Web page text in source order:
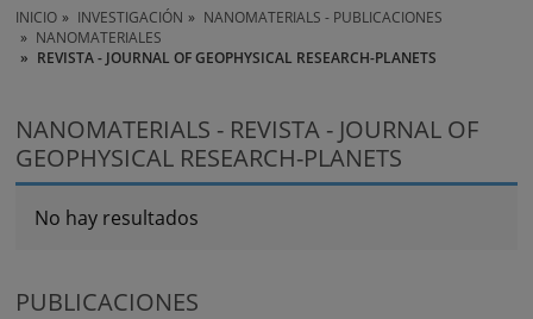
INICIO INVESTIGACIÓN
NANOMATERIALS - PUBLICACIONES
NANOMATERIALES
REVISTA - JOURNAL OF GEOPHYSICAL RESEARCH-PLANETS
NANOMATERIALS - REVISTA - JOURNAL OF
GEOPHYSICAL RESEARCH-PLANETS
No hay resultados
PUBLICACIONES